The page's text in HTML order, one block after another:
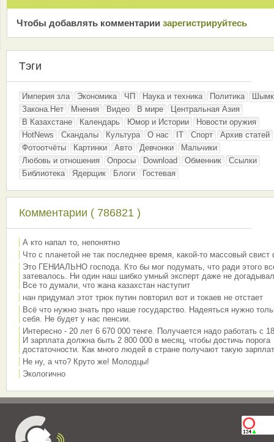
Чтобы добавлять комментарии зарeгиcтрирyйтeсь
Тэги
Империя зла Экономика ЧП Наука и техника Политика
Закона.Нет
Мнения Видео В мире
Центральная Азия
В Казахстане
Календарь Юмор и Истории
Новости оружия
HotNews
Скандалы Культура О нас IT Спорт
Архив статей
Фотоотчёты
Картинки Авто Девчонки
Мальчики
Любовь и отношения
Опросы Download Обменник
Ссылки
Библиотека
Ядерщик Блоги Гостевая
Комментарии ( 786821 )
А кто напал то, непонятно
Что с планетой не так последнее время, какой-то массовый свист
Это ГЕНИАЛЬНО господа. Кто бы мог подумать, что ради этого
затевалось. Ни один наш шибко умный эксперт даже не
Все то думали, что жана казахстан наступит
нан придумал этот трюк путин повторил вот и токаев не отстает
Всё что нужно знать про наше государство. Надеяться нужно
себя. Не будет у нас пенсии.
Интересно - 20 лет 6 670 000 тенге. Получается надо работать с
И зарплата должна быть 2 800 000 в месяц, чтобы достичь порога
достаточности. Как много людей в стране получают такую
Не ну, а что? Круто же! Молодцы!
Экологично